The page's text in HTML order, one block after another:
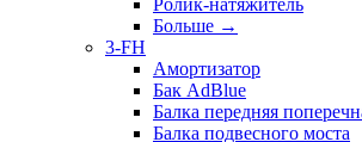
Ролик-натяжитель
Больше →
3-FH
Амортизатор
Бак AdBlue
Балка передняя
Балка подвесного моста